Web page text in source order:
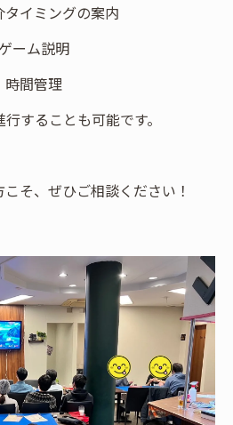
タイミングの案内
ゲーム説明
時間管理
することも可能です。
そ、ぜひご相談ください！